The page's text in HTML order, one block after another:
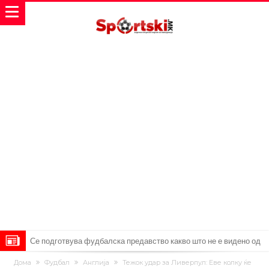
Се подготвува фудбалска предавство какво што не е видено од
2010 година?
Тикет на денот (недела, 09.08.2026)
Дома Фудбал Англија
Тежок удар за Ливерпул: Еве колку ќе